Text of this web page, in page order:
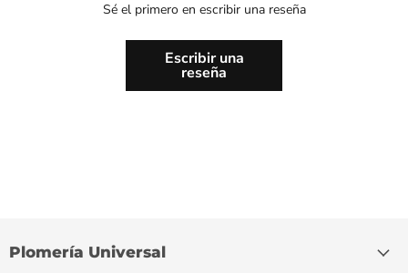
Sé el primero en escribir una reseña
Escribir una
reseña
Plomería Universal